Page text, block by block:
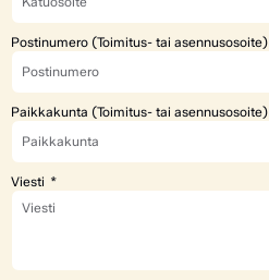
Postinumero (Toimitus- tai asennusosoite)
Paikkakunta (Toimitus- tai asennusosoite)
Viesti